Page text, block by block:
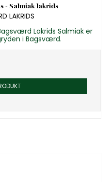
- Salmiak lakrids
LAKRIDS
Lakrids Salmiak er
i Bagsværd.